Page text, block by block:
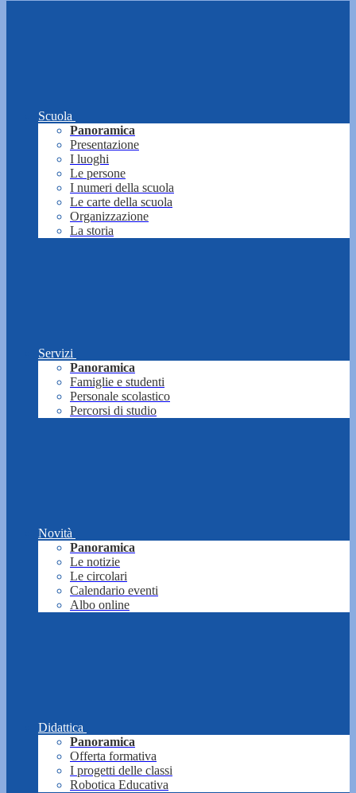
Scuola
Panoramica
Presentazione
I luoghi
Le persone
I numeri della scuola
Le carte della scuola
Organizzazione
La storia
Servizi
Panoramica
Famiglie e studenti
Personale scolastico
Percorsi di studio
Novità
Panoramica
Le notizie
Le circolari
Calendario eventi
Albo online
Didattica
Panoramica
Offerta formativa
I progetti delle classi
Robotica Educativa